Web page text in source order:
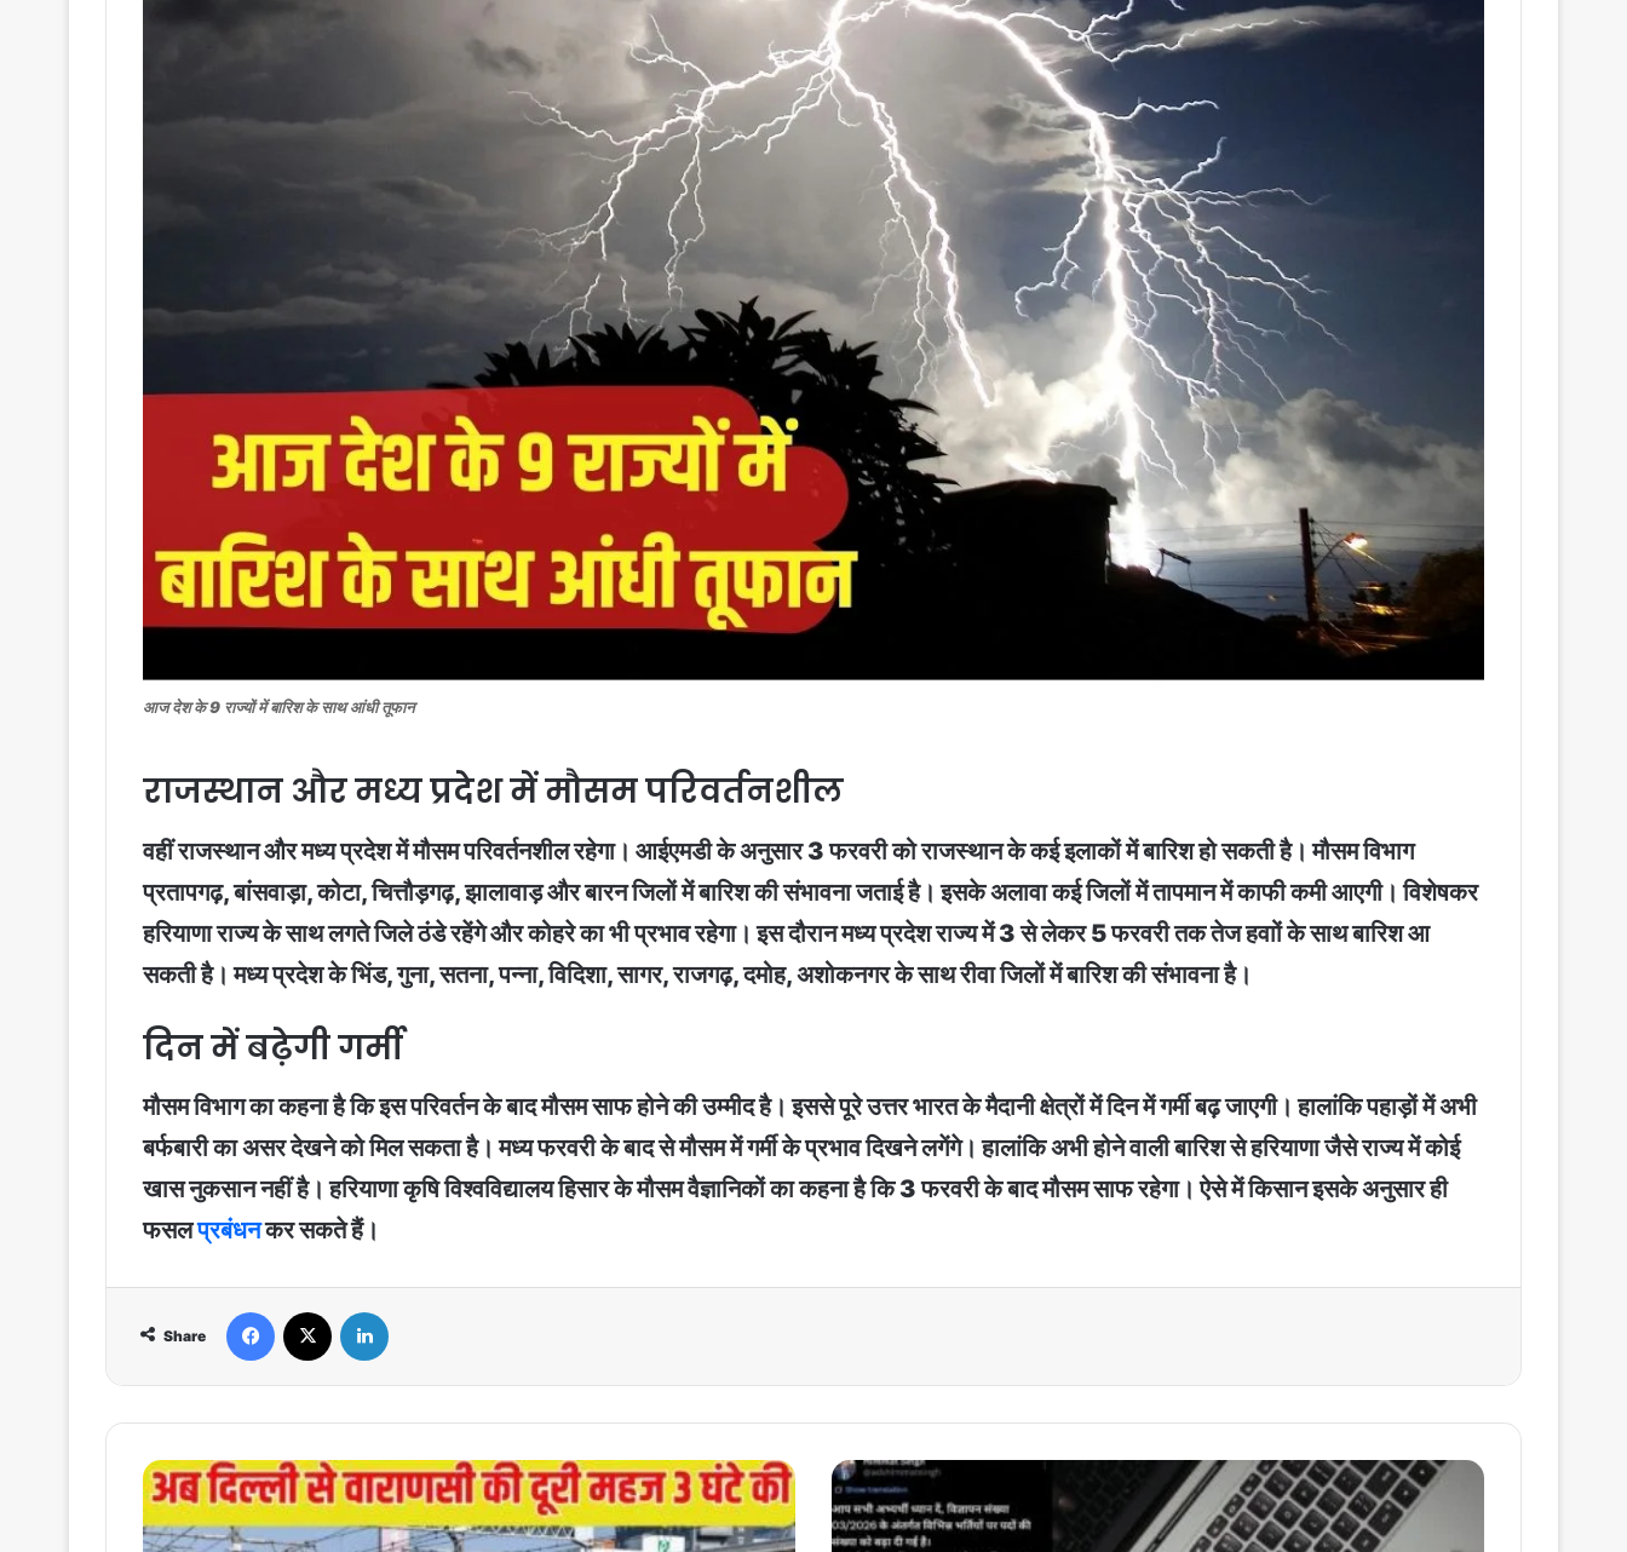
आज देश के 9 राज्यों में बारिश के साथ आंधी तूफान
राजस्थान और मध्य प्रदेश में मौसम परिवर्तनशील
वहीं राजस्थान और मध्य प्रदेश में मौसम परिवर्तनशील रहेगा। आईएमडी के अनुसार 3 फरवरी को राजस्थान के कई इलाकों में बारिश हो सकती है। मौसम विभाग
प्रतापगढ़, बांसवाड़ा, कोटा, चित्तौड़गढ़, झालावाड़ और बारन जिलों में बारिश की संभावना जताई है। इसके अलावा कई जिलों में तापमान में काफी कमी आएगी। विशेषकर
हरियाणा राज्य के साथ लगते जिले ठंडे रहेंगे और कोहरे का भी प्रभाव रहेगा। इस दौरान मध्य प्रदेश राज्य में 3 से लेकर 5 फरवरी तक तेज हवाों के साथ बारिश आ
सकती है। मध्य प्रदेश के भिंड, गुना, सतना, पन्ना, विदिशा, सागर, राजगढ़, दमोह, अशोकनगर के साथ रीवा जिलों में बारिश की संभावना है।
दिन में बढ़ेगी गर्मी
मौसम विभाग का कहना है कि इस परिवर्तन के बाद मौसम साफ होने की उम्मीद है। इससे पूरे उत्तर भारत के मैदानी क्षेत्रों में दिन में गर्मी बढ़ जाएगी। हालांकि पहाड़ों में अभी
बर्फबारी का असर देखने को मिल सकता है। मध्य फरवरी के बाद से मौसम में गर्मी के प्रभाव दिखने लगेंगे। हालांकि अभी होने वाली बारिश से हरियाणा जैसे राज्य में कोई
खास नुकसान नहीं है। हरियाणा कृषि विश्वविद्यालय हिसार के मौसम वैज्ञानिकों का कहना है कि 3 फरवरी के बाद मौसम साफ रहेगा। ऐसे में किसान इसके अनुसार ही
फसलप्रबंधनकर सकते हैं।
Share
Facebook
Bullet
Train
:
अब
Haryana
Steno
Typist
recruitment